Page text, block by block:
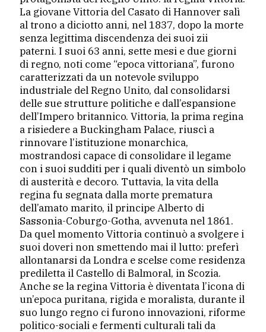
La giovane Vittoria del Casato di Hannover salì
al trono a diciotto anni, nel 1837, dopo la morte
senza legittima discendenza dei suoi zii
paterni. I suoi 63 anni, sette mesi e due giorni
di regno, noti come “epoca vittoriana”, furono
caratterizzati da un notevole sviluppo
industriale del Regno Unito, dal consolidarsi
delle sue strutture politiche e dall’espansione
dell’Impero britannico. Vittoria, la prima regina
a risiedere a Buckingham Palace, riuscì a
rinnovare l’istituzione monarchica,
mostrandosi capace di consolidare il legame
con i suoi sudditi per i quali diventò un simbolo
di austerità e decoro. Tuttavia, la vita della
regina fu segnata dalla morte prematura
dell’amato marito, il principe Alberto di
Sassonia-Coburgo-Gotha, avvenuta nel 1861.
Da quel momento Vittoria continuò a svolgere i
suoi doveri non smettendo mai il lutto: preferì
allontanarsi da Londra e scelse come residenza
prediletta il Castello di Balmoral, in Scozia.
Anche se la regina Vittoria è diventata l’icona di
un’epoca puritana, rigida e moralista, durante il
suo lungo regno ci furono innovazioni, riforme
politico-sociali e fermenti culturali tali da